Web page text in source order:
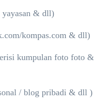
yayasan & dll)
kompas.com & dll)
kumpulan foto foto &
/ blog pribadi & dll )